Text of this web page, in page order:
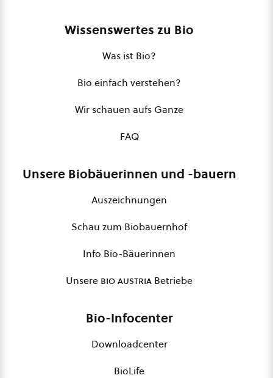
Wissenswertes zu Bio
Was ist Bio?
Bio einfach verstehen?
Wir schauen aufs Ganze
FAQ
Unsere Biobäuerinnen und -bauern
Auszeichnungen
Schau zum Biobauernhof
Info Bio-Bäuerinnen
Unsere bio austria Betriebe
Bio-Infocenter
Downloadcenter
BioLife